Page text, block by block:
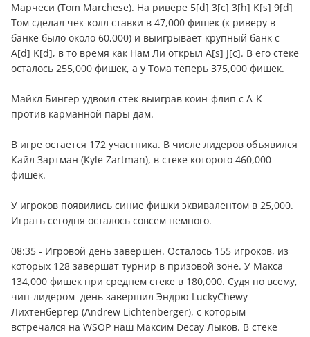
Марчеси (Tom Marchese). На ривере 5[d] 3[c] 3[h] K[s] 9[d]
Том сделал чек-колл ставки в 47,000 фишек (к риверу в
банке было около 60,000) и выигрывает крупный банк с
A[d] K[d], в то время как Нам Ли открыл A[s] J[c]. В его стеке
осталось 255,000 фишек, а у Тома теперь 375,000 фишек.
Майкл Бингер удвоил стек выиграв коин-флип с A-K
против карманной пары дам.
В игре остается 172 участника. В числе лидеров объявился
Кайл Зартман (Kyle Zartman), в стеке которого 460,000
фишек.
У игроков появились синие фишки эквивалентом в 25,000.
Играть сегодня осталось совсем немного.
08:35 - Игровой день завершен. Осталось 155 игроков, из
которых 128 завершат турнир в призовой зоне. У Макса
134,000 фишек при среднем стеке в 180,000. Судя по всему,
чип-лидером день завершил Эндрю LuckyChewy
Лихтенбергер (Andrew Lichtenberger), с которым
встречался на WSOP наш Максим Decay Лыков. В стеке